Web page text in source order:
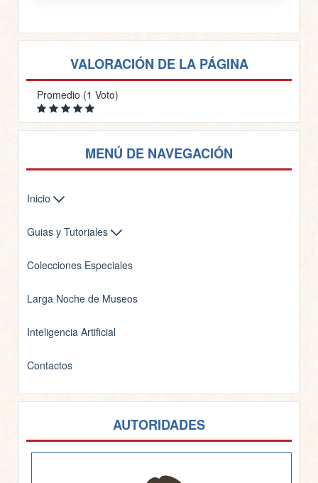
VALORACIÓN DE LA PÁGINA
Promedio (1 Voto)
MENÚ DE NAVEGACIÓN
Inicio
Guias y Tutoriales
Colecciones Especiales
Larga Noche de Museos
Inteligencia Artificial
Contactos
AUTORIDADES